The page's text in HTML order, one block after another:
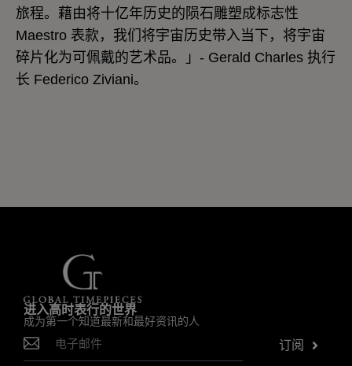
旅程。藉由将十亿年历史的陨石雕塑成标志性
Maestro 表款，我们将宇宙历史带入当下，将宇宙
碎片化为可佩戴的艺术品。」- Gerald Charles 执行
长 Federico Ziviani。
进入高时表行的世界
成为第一个知道最新和最好资讯的人
订阅